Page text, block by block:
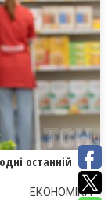
останній
ЕКОНОМІКА